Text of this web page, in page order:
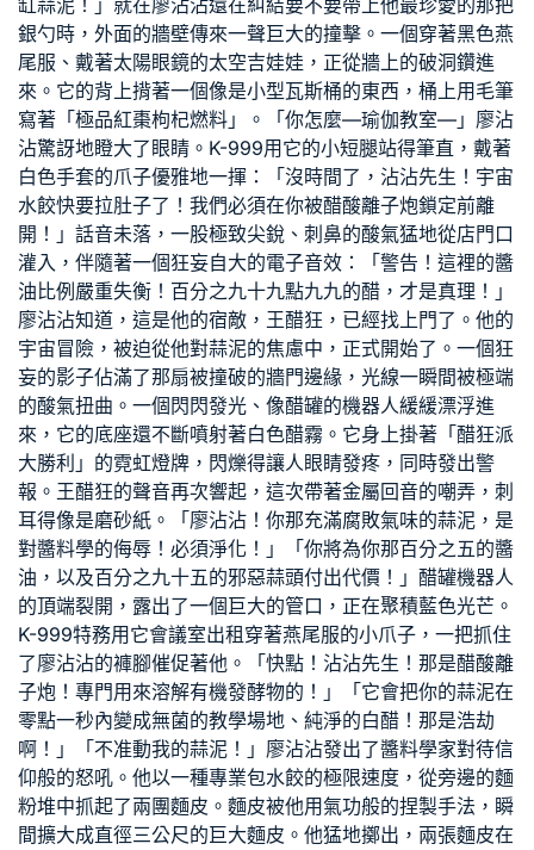
缸蒜泥！」就在廖沾沾還在糾結要不要帶上他最珍愛的那把
銀勺時，外面的牆壁傳來一聲巨大的撞擊。一個穿著黑色燕
尾服、戴著太陽眼鏡的太空吉娃娃，正從牆上的破洞鑽進
來。它的背上揹著一個像是小型瓦斯桶的東西，桶上用毛筆
寫著「極品紅棗枸杞燃料」。「你怎麼—瑜伽教室—」廖沾
沾驚訝地瞪大了眼睛。K-999用它的小短腿站得筆直，戴著
白色手套的爪子優雅地一揮：「沒時間了，沾沾先生！宇宙
水餃快要拉肚子了！我們必須在你被醋酸離子炮鎖定前離
開！」話音未落，一股極致尖銳、刺鼻的酸氣猛地從店門口
灌入，伴隨著一個狂妄自大的電子音效：「警告！這裡的醬
油比例嚴重失衡！百分之九十九點九九的醋，才是真理！」
廖沾沾知道，這是他的宿敵，王醋狂，已經找上門了。他的
宇宙冒險，被迫從他對蒜泥的焦慮中，正式開始了。一個狂
妄的影子佔滿了那扇被撞破的牆門邊緣，光線一瞬間被極端
的酸氣扭曲。一個閃閃發光、像醋罐的機器人緩緩漂浮進
來，它的底座還不斷噴射著白色醋霧。它身上掛著「醋狂派
大勝利」的霓虹燈牌，閃爍得讓人眼睛發疼，同時發出警
報。王醋狂的聲音再次響起，這次帶著金屬回音的嘲弄，刺
耳得像是磨砂紙。「廖沾沾！你那充滿腐敗氣味的蒜泥，是
對醬料學的侮辱！必須淨化！」「你將為你那百分之五的醬
油，以及百分之九十五的邪惡蒜頭付出代價！」醋罐機器人
的頂端裂開，露出了一個巨大的管口，正在聚積藍色光芒。
K-999特務用它會議室出租 穿著燕尾服的小爪子，一把抓住
了廖沾沾的褲腳催促著他。「快點！沾沾先生！那是醋酸離
子炮！專門用來溶解有機發酵物的！」「它會把你的蒜泥在
零點一秒內變成無菌的教學場地 、純淨的白醋！那是浩劫
啊！」「不准動我的蒜泥！」廖沾沾發出了醬料學家對待信
仰般的怒吼。他以一種專業包水餃的極限速度，從旁邊的麵
粉堆中抓起了兩團麵皮。麵皮被他用氣功般的捏製手法，瞬
間擴大成直徑三公尺的巨大麵皮。他猛地擲出，兩張麵皮在